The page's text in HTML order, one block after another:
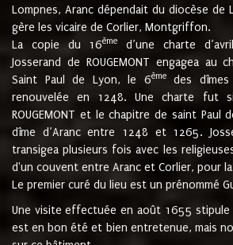
Lompnes, Aranc dépendait du diocèse de
gère les vicaire de Corlier, Montgriffon.
La copie du 16ème
d’une charte
Josserand de ROUGEMONT engagea au
Saint Paul de Lyon, le 6èmedes dîmes
renouvelée en 1248. Une charte fut
ROUGEMONT et le chapitre de saint Paul
dîme d’Aranc entre 1248 et 1265.
transigea plusieurs fois avec les
d'un couvent entre Aranc et Corlier, pour la
Le premier curé du lieu est un prénommé
Une visite effectuée en août 1655 stipule
est en bon été et bien entretenue, mais